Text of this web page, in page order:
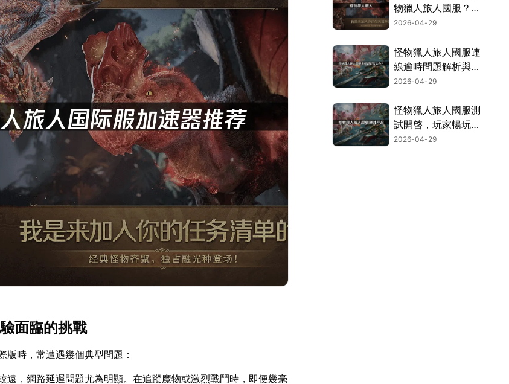
面臨的挑戰
版時，常遭遇幾個典型問題：
遠，網路延遲問題尤為明顯。在追蹤魔物或激烈戰鬥時，即便幾毫
物獵人旅人國服？網
路優化完整教學！
2026-04-29
怪物獵人旅人國服連
線逾時問題解析與加
速對策！
2026-04-29
怪物獵人旅人國服測
試開啓，玩家暢玩加
速解決方案！
2026-04-29